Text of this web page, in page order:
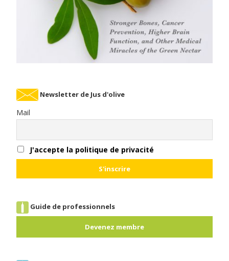
Newsletter de Jus d'olive
Mail
J'accepte la politique de privacité
Guide de professionnels
Devenez membre